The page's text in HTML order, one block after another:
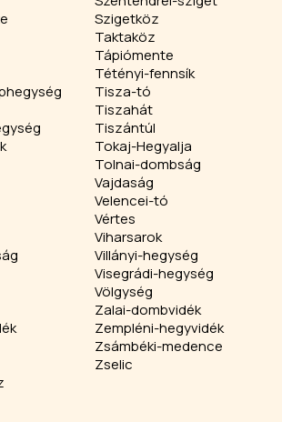
Szigetköz
Taktaköz
Tápiómente
Tétényi-fennsík
Tisza-tó
Tiszahát
Tiszántúl
Tokaj-Hegyalja
Tolnai-dombság
Vajdaság
Velencei-tó
Vértes
Viharsarok
Villányi-hegység
Visegrádi-hegység
Völgység
Zalai-dombvidék
Zempléni-hegyvidék
Zsámbéki-medence
Zselic